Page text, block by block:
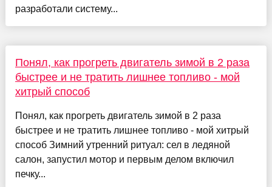
разработали систему...
Понял, как прогреть двигатель зимой в 2 раза
быстрее и не тратить лишнее топливо - мой
хитрый способ
Понял, как прогреть двигатель зимой в 2 раза
быстрее и не тратить лишнее топливо - мой хитрый
способ Зимний утренний ритуал: сел в ледяной
салон, запустил мотор и первым делом включил
печку...